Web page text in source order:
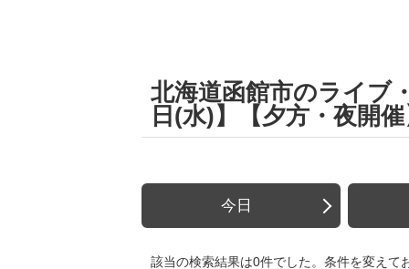
北海道函館市のライブ
日(水)】【夕方・夜開
今日
該当の検索結果は0件でした。条件を変えて